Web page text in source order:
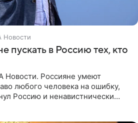
пускать в Россию тех, кто
Россияне умеют
любого человека на ошибку,
Россию и ненавистнически